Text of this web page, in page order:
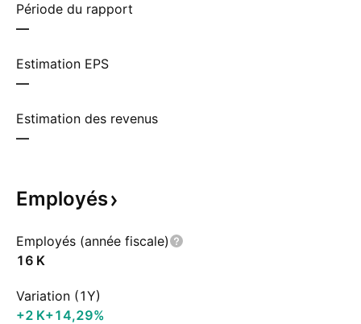
Période du rapport
—
Estimation EPS
—
Estimation des revenus
—
Employés
Employés (année fiscale)
‪16 K‬
Variation (1Y)
‪+2 K‬+14,29%